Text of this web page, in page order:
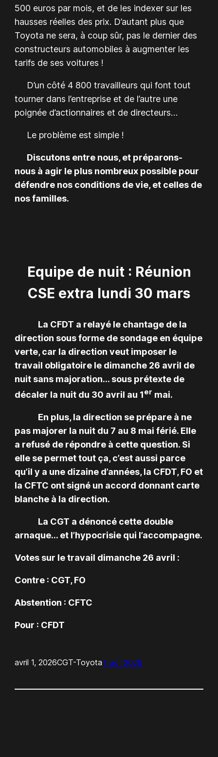
500 euros par mois, et de les indexer sur les
hausses réelles des prix. D’autant plus que
Toyota ne sera, à coup sûr, pas le dernier des
constructeurs automobiles à augmenter les
tarifs de ses voitures !
D’un côté 4 800 travailleurs qui font tout
tourner dans l’entreprise et de l’autre une
poignée d’actionnaires et de directeurs…
Le problème est simple !
Discutons entre nous, et préparons-
nous à agir le plus nombreux possible pour
défendre nos conditions de vie, et celles de
nos familles.
Equipe de nuit : Réunion
CSE extra lundi 30 mars
La CFDT a relayé le chantage de la
direction sous forme de sondage en équipe
verte, car la direction veut imposer le
travail obligatoire le dimanche 26 avril de
nuit sans majoration… sous prétexte de
décaler la nuit du 30 avril au 1er mai.
En plus, la direction se prépare à ne
pas majorer la nuit du 7 au 8 mai férié. Elle
a refusé de répondre à cette question. Si
elle se permet tout ça, c’est aussi parce
qu’il y a une dizaine d’années, la CFDT, FO et
la CFTC ont signé un accord donnant carte
blanche à la direction.
La CGT a dénoncé cette double
arnaque… et l’hypocrisie qui l’accompagne.
Votes sur le travail dimanche 26 avril :
Contre : CGT, FO
Abstention : CFTC
Pour : CFDT
avril 1, 2026CGT-ToyotaTract 2026